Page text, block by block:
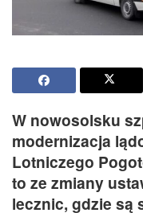
W nowosolsku
modernizacja
Lotniczego
to ze zmiany
lecznic, gdzie są